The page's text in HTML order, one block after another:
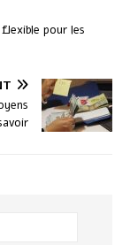
pour les